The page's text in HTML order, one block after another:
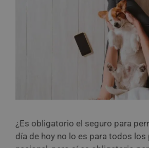
¿Es obligatorio el seguro para
día de hoy no lo es para todos los